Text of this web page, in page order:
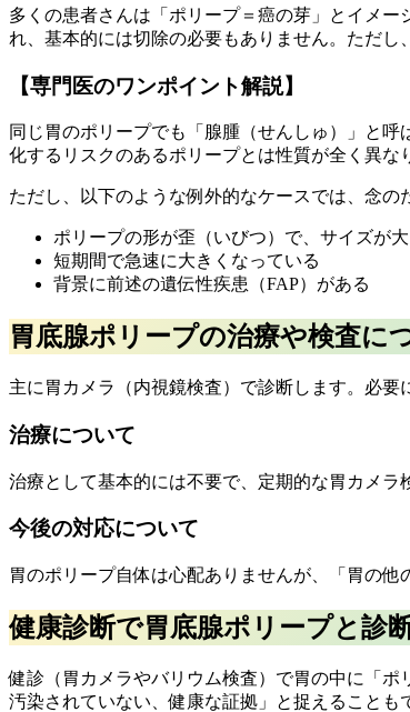
多くの患者さんは「ポリープ＝癌の芽」とイメ
れ、基本的には切除の必要もありません。ただし
【専門医のワンポイント解説】
同じ胃のポリープでも「腺腫（せんしゅ）」と
化するリスクのあるポリープとは性質が全く異な
ただし、以下のような例外的なケースでは、念の
ポリープの形が歪（いびつ）で、サイズが
短期間で急速に大きくなっている
背景に前述の遺伝性疾患（FAP）がある
胃底腺ポリープの治療や検査に
主に胃カメラ（内視鏡検査）で診断します。必要
治療について
治療として基本的には不要で、定期的な胃カメラ
今後の対応について
胃のポリープ自体は心配ありませんが、「胃の
健康診断で胃底腺ポリープと診
健診（胃カメラやバリウム検査）で胃の中に「
汚染されていない、健康な証拠」と捉えることも